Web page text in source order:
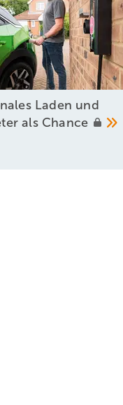
Laden und
als Chance